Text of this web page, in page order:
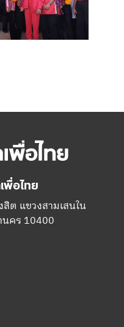
พื่อไทย
ต แขวงสามเสนใน
คร 10400